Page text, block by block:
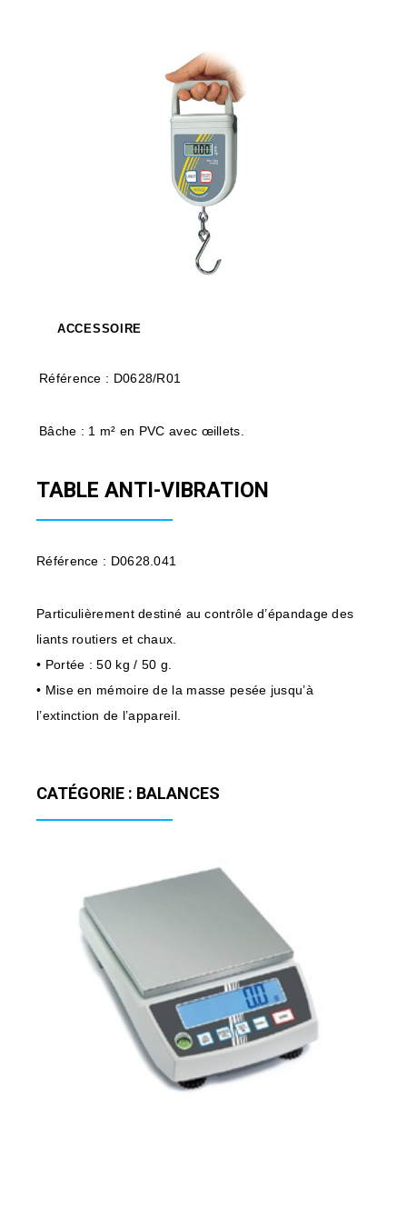
ACCESSOIRE
Référence : D0628/R01
Bâche : 1 m² en PVC avec œillets.
TABLE ANTI-VIBRATION
Référence : D0628.041
Particulièrement destiné au contrôle d’épandage des
liants routiers et chaux.
• Portée : 50 kg / 50 g.
• Mise en mémoire de la masse pesée jusqu’à
l’extinction de l’appareil.
CATÉGORIE : BALANCES